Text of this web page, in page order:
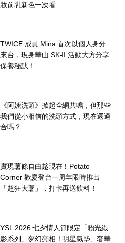
妝前乳新色一次看
TWICE 成員 Mina 首次以個人身分
來台，現身華山 SK-II 活動大方分享
保養秘訣！
《阿嬤洗頭》掀起全網共鳴，但那些
我們從小相信的洗頭方式，現在還適
合嗎？
實現薯條自由趁現在！Potato
Corner 歡慶登台一周年限時推出
「超狂大薯」，打卡再送飲料！
YSL 2026 七夕情人節限定「粉光緞
影系列」夢幻亮相！明星氣墊、奢華